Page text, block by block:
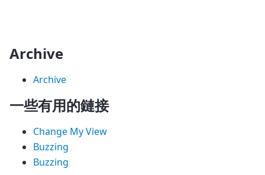
Archive
Archive
一些有用的鏈接
Change My View
Buzzing
Buzzing